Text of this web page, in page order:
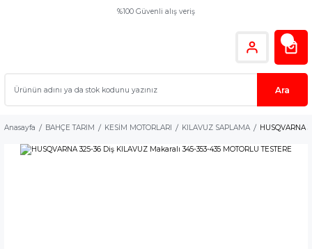
%100 Güvenli alış veriş
Ara
Anasayfa BAHÇE TARIM KESİM MOTORLARI KILAVUZ SAPLAMA HUSQVARNA